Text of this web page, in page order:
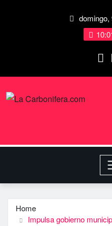
domingo,
Home
Impulsa gobierno